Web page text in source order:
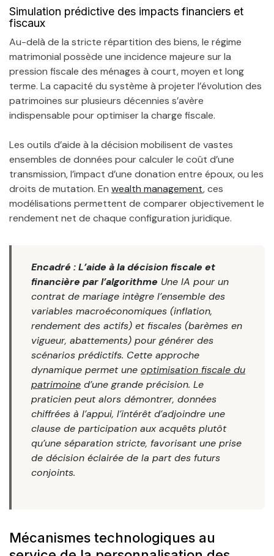
Simulation prédictive des impacts financiers et
fiscaux
Au-delà de la stricte répartition des biens, le régime
matrimonial possède une incidence majeure sur la
pression fiscale des ménages à court, moyen et long
terme. La capacité du système à projeter l’évolution des
patrimoines sur plusieurs décennies s’avère
indispensable pour optimiser la charge fiscale.
Les outils d’aide à la décision mobilisent de vastes
ensembles de données pour calculer le coût d’une
transmission, l’impact d’une donation entre époux, ou les
droits de mutation. En wealth management, ces
modélisations permettent de comparer objectivement le
rendement net de chaque configuration juridique.
Encadré : L’aide à la décision fiscale et
financière par l’algorithme Une IA pour un
contrat de mariage intègre l’ensemble des
variables macroéconomiques (inflation,
rendement des actifs) et fiscales (barèmes en
vigueur, abattements) pour générer des
scénarios prédictifs. Cette approche
dynamique permet une optimisation fiscale du
patrimoine d’une grande précision. Le
praticien peut alors démontrer, données
chiffrées à l’appui, l’intérêt d’adjoindre une
clause de participation aux acquêts plutôt
qu’une séparation stricte, favorisant une prise
de décision éclairée de la part des futurs
conjoints.
Mécanismes technologiques au